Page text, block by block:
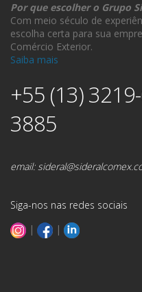
Por que escolher o Grupo
Com meio século de
escolha certa para sua
Comércio Exterior.
Saiba mais
+55 (13)
3885
email:
Siga-nos nas redes sociais
|
|